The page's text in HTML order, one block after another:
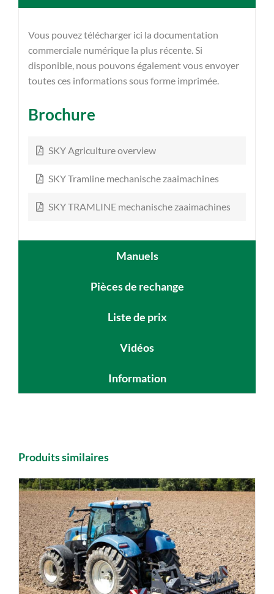
Vous pouvez télécharger ici la documentation
commerciale numérique la plus récente. Si
disponible, nous pouvons également vous envoyer
toutes ces informations sous forme imprimée.
Brochure
SKY Agriculture overview
SKY Tramline mechanische zaaimachines
SKY TRAMLINE mechanische zaaimachines
Manuels
Pièces de rechange
Liste de prix
Vidéos
Information
Produits similaires
DETAILS